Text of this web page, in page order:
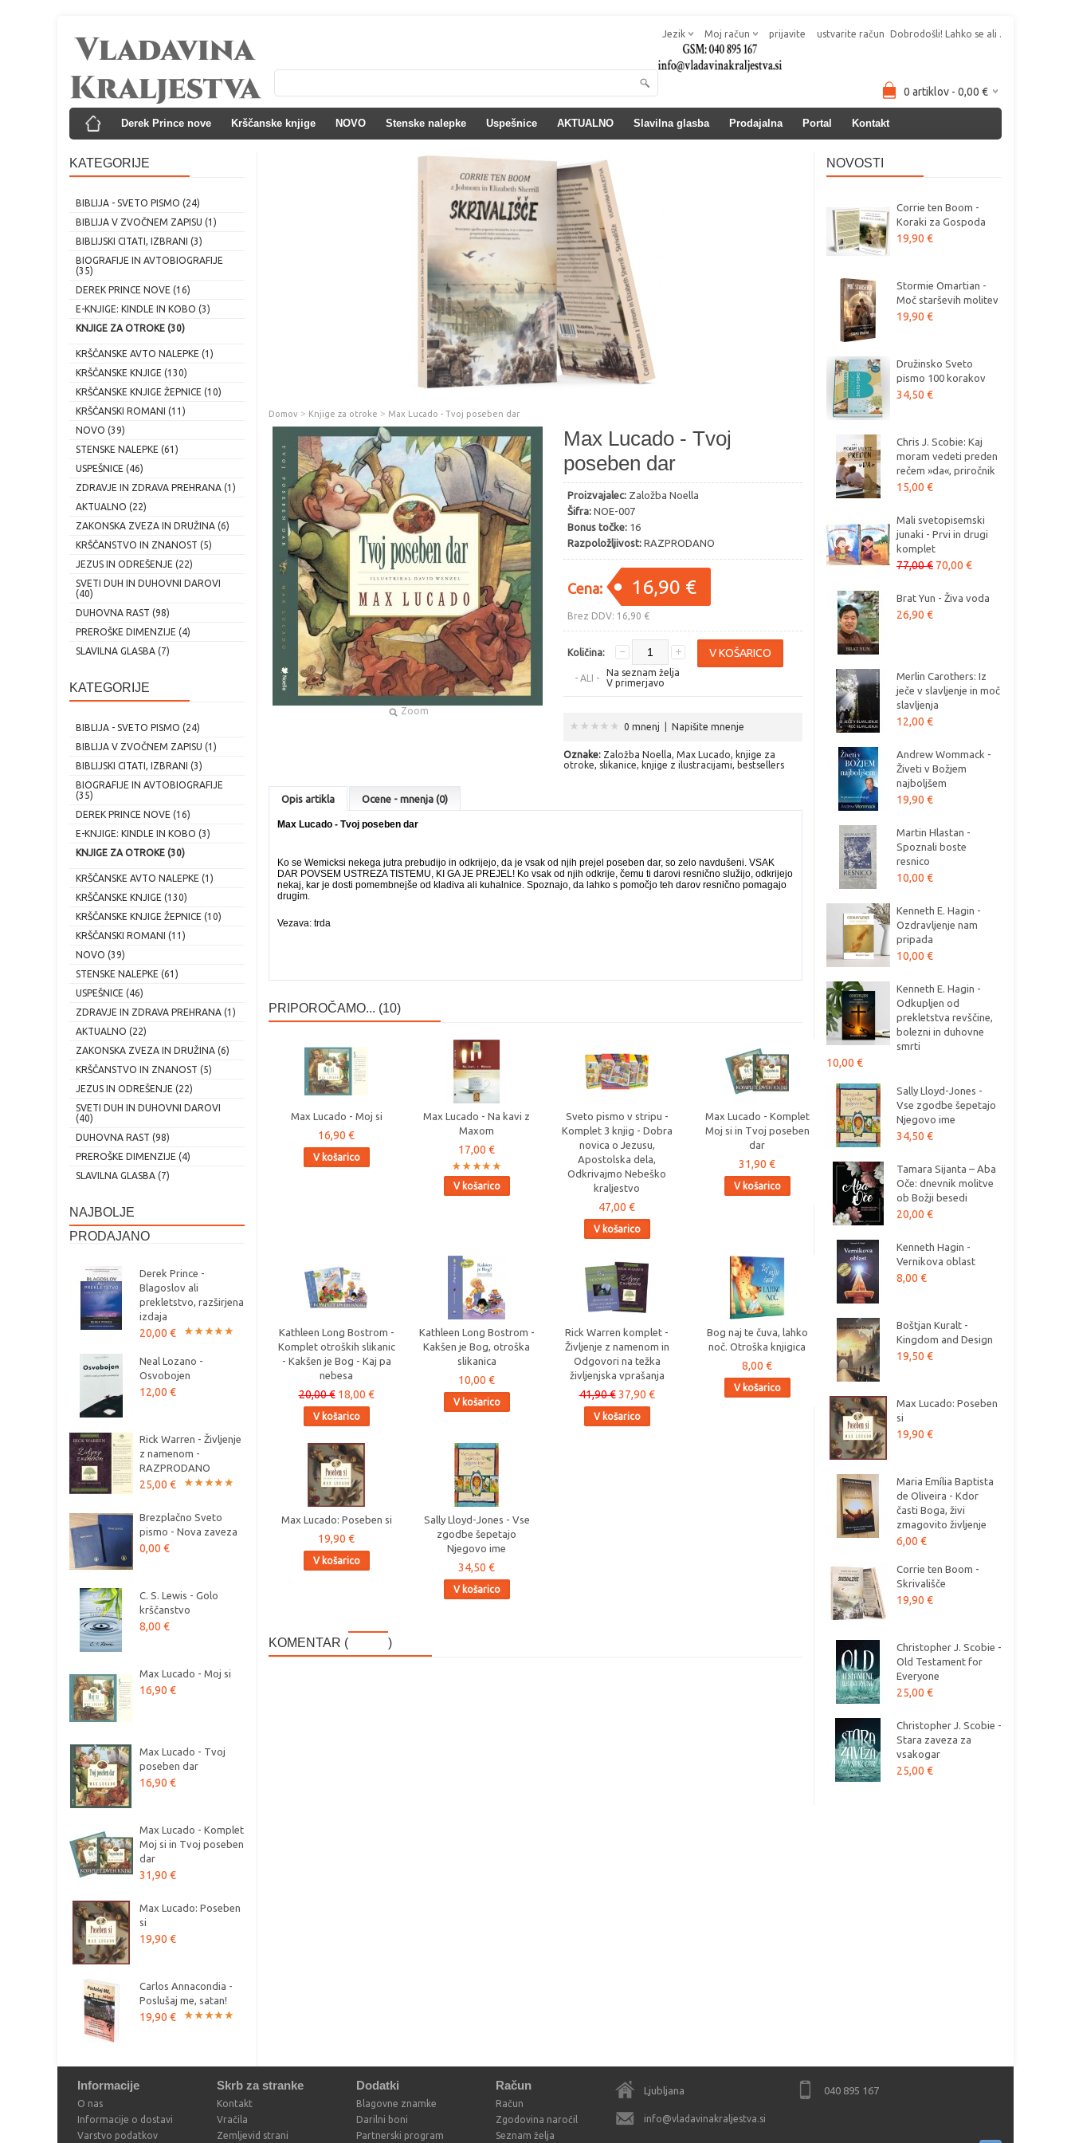
Jezik Moj račun Dobrodošli! Lahko se
prijavite ali
ustvarite račun .
0 artiklov - 0,00 €
Derek Prince nove Krščanske knjige NOVO Stenske nalepke Uspešnice AKTUALNO Slavilna glasba Prodajalna Portal Kontakt
KATEGORIJE
BIBLIJA - SVETO PISMO (24)
BIBLIJA V ZVOČNEM ZAPISU (1)
BIBLIJSKI CITATI, IZBRANI (3)
BIOGRAFIJE IN AVTOBIOGRAFIJE
(35)
DEREK PRINCE NOVE (16)
E-KNJIGE: KINDLE IN KOBO (3)
KNJIGE ZA OTROKE (30)
KRŠČANSKE AVTO NALEPKE (1)
KRŠČANSKE KNJIGE (130)
KRŠČANSKE KNJIGE ŽEPNICE (10)
KRŠČANSKI ROMANI (11)
NOVO (39)
STENSKE NALEPKE (61)
USPEŠNICE (46)
ZDRAVJE IN ZDRAVA PREHRANA (1)
AKTUALNO (22)
ZAKONSKA ZVEZA IN DRUŽINA (6)
KRŠČANSTVO IN ZNANOST (5)
JEZUS IN ODREŠENJE (22)
SVETI DUH IN DUHOVNI DAROVI
(40)
DUHOVNA RAST (98)
PREROŠKE DIMENZIJE (4)
SLAVILNA GLASBA (7)
KATEGORIJE
BIBLIJA - SVETO PISMO (24)
BIBLIJA V ZVOČNEM ZAPISU (1)
BIBLIJSKI CITATI, IZBRANI (3)
BIOGRAFIJE IN AVTOBIOGRAFIJE
(35)
DEREK PRINCE NOVE (16)
E-KNJIGE: KINDLE IN KOBO (3)
KNJIGE ZA OTROKE (30)
KRŠČANSKE AVTO NALEPKE (1)
KRŠČANSKE KNJIGE (130)
KRŠČANSKE KNJIGE ŽEPNICE (10)
KRŠČANSKI ROMANI (11)
NOVO (39)
STENSKE NALEPKE (61)
USPEŠNICE (46)
ZDRAVJE IN ZDRAVA PREHRANA (1)
AKTUALNO (22)
ZAKONSKA ZVEZA IN DRUŽINA (6)
KRŠČANSTVO IN ZNANOST (5)
JEZUS IN ODREŠENJE (22)
SVETI DUH IN DUHOVNI DAROVI
(40)
DUHOVNA RAST (98)
PREROŠKE DIMENZIJE (4)
SLAVILNA GLASBA (7)
NAJBOLJE
PRODAJANO
Derek Prince -
Blagoslov ali
prekletstvo, razširjena
izdaja
20,00 €
Neal Lozano -
Osvobojen
12,00 €
Rick Warren - Življenje
z namenom -
RAZPRODANO
25,00 €
Brezplačno Sveto
pismo - Nova zaveza
0,00 €
C. S. Lewis - Golo
krščanstvo
8,00 €
Max Lucado - Moj si
16,90 €
Max Lucado - Tvoj
poseben dar
16,90 €
Max Lucado - Komplet
Moj si in Tvoj poseben
dar
31,90 €
Max Lucado: Poseben
si
19,90 €
Carlos Annacondia -
Poslušaj me, satan!
19,90 €
NOVOSTI
Corrie ten Boom -
Koraki za Gospoda
19,90 €
Stormie Omartian -
Moč starševih molitev
19,90 €
Družinsko Sveto
pismo 100 korakov
34,50 €
Chris J. Scobie: Kaj
moram vedeti preden
rečem »da«, priročnik
15,00 €
Mali svetopisemski
junaki - Prvi in drugi
komplet
77,00 € 70,00 €
Brat Yun - Živa voda
26,90 €
Merlin Carothers: Iz
ječe v slavljenje in moč
slavljenja
12,00 €
Andrew Wommack -
Živeti v Božjem
najboljšem
19,90 €
Martin Hlastan -
Spoznali boste
resnico
10,00 €
Kenneth E. Hagin -
Ozdravljenje nam
pripada
10,00 €
Kenneth E. Hagin -
Odkupljen od
prekletstva revščine,
bolezni in duhovne
smrti
10,00 €
Sally Lloyd-Jones -
Vse zgodbe šepetajo
Njegovo ime
34,50 €
Tamara Sijanta – Aba
Oče: dnevnik molitve
ob Božji besedi
20,00 €
Kenneth Hagin -
Vernikova oblast
8,00 €
Boštjan Kuralt -
Kingdom and Design
19,50 €
Max Lucado: Poseben
si
19,90 €
Maria Emília Baptista
de Oliveira - Kdor
časti Boga, živi
zmagovito življenje
6,00 €
Corrie ten Boom -
Skrivališče
19,90 €
Christopher J. Scobie -
Old Testament for
Everyone
25,00 €
Christopher J. Scobie -
Stara zaveza za
vsakogar
25,00 €
Domov > Knjige za otroke > Max Lucado - Tvoj poseben dar
Zoom
Max Lucado - Tvoj
poseben dar
Proizvajalec: Založba Noella
Šifra: NOE-007
Bonus točke: 16
Razpoložljivost: RAZPRODANO
Cena: 16,90 €
Brez DDV: 16,90 €
Količina:
- ALI -
Na seznam želja
V primerjavo
0 mnenj Napišite mnenje
Oznake: Založba Noella, Max Lucado, knjige za
otroke, slikanice, knjige z ilustracijami, bestsellers
Opis artikla Ocene - mnenja (0)
Max Lucado - Tvoj poseben dar
Ko se Wemicksi nekega jutra prebudijo in odkrijejo, da je vsak od njih prejel poseben dar, so zelo navdušeni. VSAK
DAR POVSEM USTREZA TISTEMU, KI GA JE PREJEL! Ko vsak od njih odkrije, čemu ti darovi resnično služijo, odkrijejo
nekaj, kar je dosti pomembnejše od kladiva ali kuhalnice. Spoznajo, da lahko s pomočjo teh darov resnično pomagajo
drugim.
Vezava: trda
PRIPOROČAMO... (10)
Max Lucado - Moj si
16,90 €
V košarico
Max Lucado - Na kavi z
Maxom
17,00 €
V košarico
Sveto pismo v stripu -
Komplet 3 knjig - Dobra
novica o Jezusu,
Apostolska dela,
Odkrivajmo Nebeško
kraljestvo
47,00 €
V košarico
Max Lucado - Komplet
Moj si in Tvoj poseben
dar
31,90 €
V košarico
Kathleen Long Bostrom -
Komplet otroških slikanic
- Kakšen je Bog - Kaj pa
nebesa
20,00 € 18,00 €
V košarico
Kathleen Long Bostrom -
Kakšen je Bog, otroška
slikanica
10,00 €
V košarico
Rick Warren komplet -
Življenje z namenom in
Odgovori na težka
življenjska vprašanja
41,90 € 37,90 €
V košarico
Bog naj te čuva, lahko
noč. Otroška knjigica
8,00 €
V košarico
Max Lucado: Poseben si
19,90 €
V košarico
Sally Lloyd-Jones - Vse
zgodbe šepetajo
Njegovo ime
34,50 €
V košarico
KOMENTAR ( )
Informacije
O nas
Informacije o dostavi
Varstvo podatkov
Skrb za stranke
Kontakt
Vračila
Zemljevid strani
Dodatki
Blagovne znamke
Darilni boni
Partnerski program
Račun
Račun
Zgodovina naročil
Seznam želja
Ljubljana 040 895 167
info@vladavinakraljestva.si